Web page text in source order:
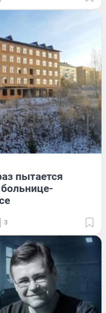
пытается
3